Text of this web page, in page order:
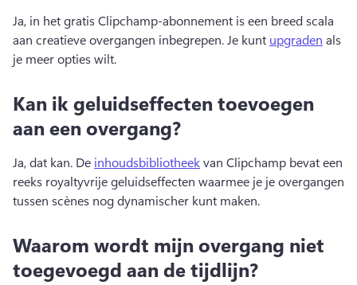
Ja, in het gratis Clipchamp-abonnement is een breed scala
aan creatieve overgangen inbegrepen. Je kunt upgraden als
je meer opties wilt.
Kan ik geluidseffecten toevoegen
aan een overgang?
Ja, dat kan. De inhoudsbibliotheek van Clipchamp bevat een
reeks royaltyvrije geluidseffecten waarmee je je overgangen
tussen scènes nog dynamischer kunt maken.
Waarom wordt mijn overgang niet
toegevoegd aan de tijdlijn?